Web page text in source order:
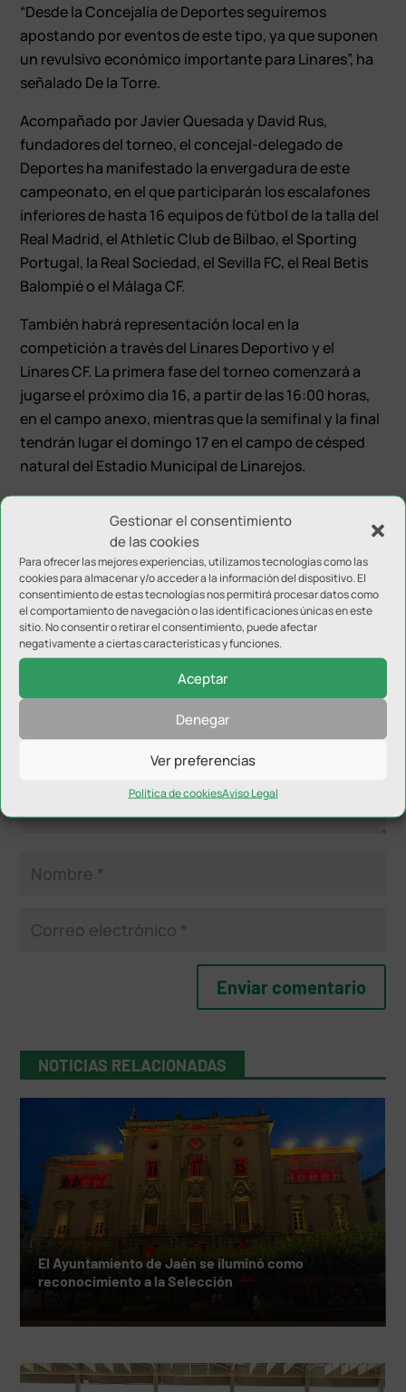
Gestionar el consentimiento
de las cookies
Para ofrecer las mejores experiencias, utilizamos tecnologías como las
cookies para almacenar y/o acceder a la información del dispositivo. El
consentimiento de estas tecnologías nos permitirá procesar datos como
el comportamiento de navegación o las identificaciones únicas en este
sitio. No consentir o retirar el consentimiento, puede afectar
negativamente a ciertas características y funciones.
Aceptar
Denegar
Ver preferencias
Política de cookiesAviso Legal
“Desde la Concejalía de Deportes seguiremos
apostando por eventos de este tipo, ya que suponen
un revulsivo económico importante para Linares”, ha
señalado De la Torre.
Acompañado por Javier Quesada y David Rus,
fundadores del torneo, el concejal-delegado de
Deportes ha manifestado la envergadura de este
campeonato, en el que participarán los escalafones
inferiores de hasta 16 equipos de fútbol de la talla del
Real Madrid, el Athletic Club de Bilbao, el Sporting
Portugal, la Real Sociedad, el Sevilla FC, el Real Betis
Balompié o el Málaga CF.
También habrá representación local en la
competición a través del Linares Deportivo y el
Linares CF. La primera fase del torneo comenzará a
jugarse el próximo día 16, a partir de las 16:00 horas,
en el campo anexo, mientras que la semifinal y la final
tendrán lugar el domingo 17 en el campo de césped
natural del Estadio Municipal de Linarejos.
Enviar comentario
Tu dirección de correo electrónico no será publicada.
campos obligatorios están marcados con*
NOTICIAS RELACIONADAS
El Ayuntamiento de Jaén se iluminó como
reconocimiento a la Selección